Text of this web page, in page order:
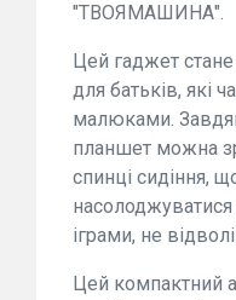
"ТВОЯМАШИНА".
Цей гаджет
для батьків, які
малюками.
планшет можна
спинці сидіння,
іграми, не
Цей компактний